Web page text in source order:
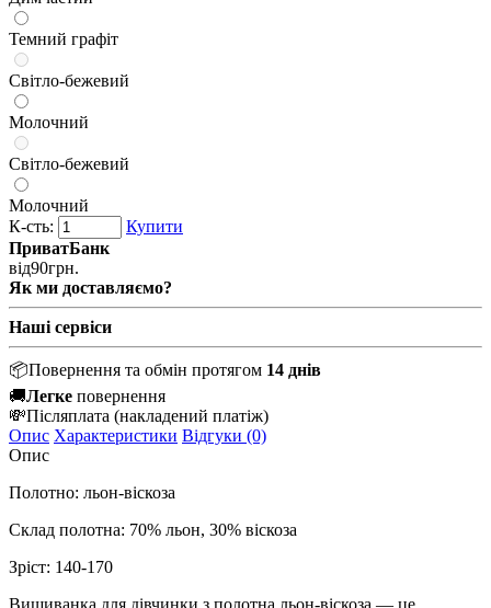
Темний графіт
Світло-бежевий
Молочний
Світло-бежевий
Молочний
К-сть:
Купити
ПриватБанк
від90грн.
Як ми доставляємо?
Наші сервіси
📦Повернення та обмін протягом 14 днів
🚚Легке повернення
💸Післяплата (накладений платіж)
Опис Характеристики Відгуки (0)
Опис
Полотно: льон-віскоза
Склад полотна: 70% льон, 30% віскоза
Зріст: 140-170
Вишиванка для дівчинки з полотна льон-віскоза — це